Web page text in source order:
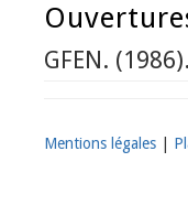
GFEN.
Mentions légales